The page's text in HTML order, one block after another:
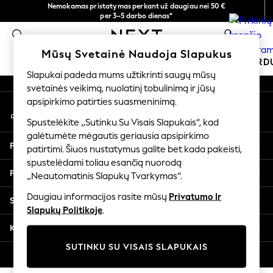
Nemokamas pristatymas perkant už daugiau nei 50 €
per 3–5 darbo dienas*
Dabar galite apsipirkti lietuvių kalba!
0
MOKYKLINĖ APRANGA ŠVENTINĖ
SCHOOLWEAR
All Boys Schoolwear
Shoes
Trousers
Shorts
Shirts
Polo Shirts
Sweatshirts & Jumpers
Coats & Jackets
Underwear
Multipacks
All Boys Sport & Swimwear
An error occurred on client
Mūsų socialiniai tinklai
Mano paskyra
Prisijunkite prie savo paskyros
Pagalba
Privatumas ir teisinė informacija
Skyriai
Kitos paslaugos
Mūsų Svetainė Naudoja Slapukus
Slapukai padeda mums užtikrinti saugų mūsų
svetainės veikimą, nuolatinį tobulinimą ir jūsų
apsipirkimo patirties suasmeninimą.
Spustelėkite „Sutinku Su Visais Slapukais“, kad
galėtumėte mėgautis geriausia apsipirkimo
patirtimi. Šiuos nustatymus galite bet kada pakeisti,
spustelėdami toliau esančią nuorodą
„Neautomatinis Slapukų Tvarkymas“.
Daugiau informacijos rasite mūsų Privatumo Ir
Slapukų Politikoje.
SUTINKU SU VISAIS SLAPUKAIS